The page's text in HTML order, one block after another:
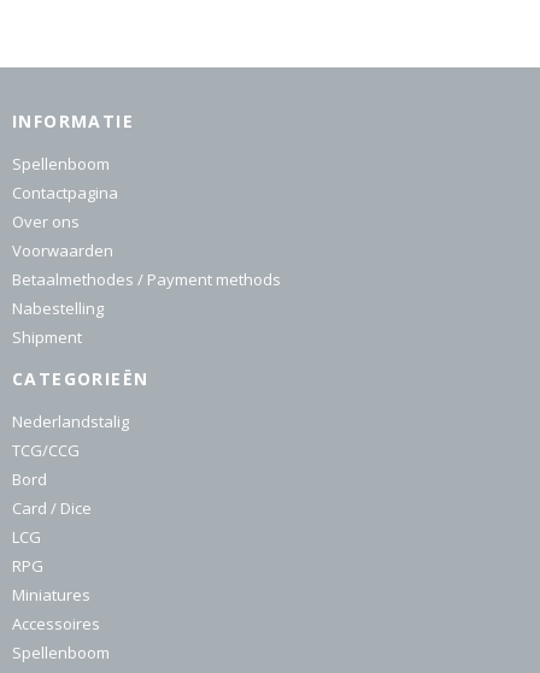
INFORMATIE
Spellenboom
Contactpagina
Over ons
Voorwaarden
Betaalmethodes / Payment methods
Nabestelling
Shipment
CATEGORIEËN
Nederlandstalig
TCG/CCG
Bord
Card / Dice
LCG
RPG
Miniatures
Accessoires
Spellenboom